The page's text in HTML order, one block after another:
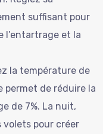
suffisant pour
l’entartrage et la
la température de
permet de réduire la
de 7%. La nuit,
pour créer